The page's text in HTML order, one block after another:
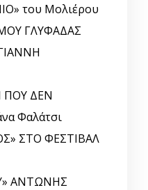
του Μολιέρου
ΓΛΥΦΑΔΑΣ
ΠΟΥ ΔΕΝ
Φαλάτσι
ΣΤΟ ΦΕΣΤΙΒΑΛ
ΑΝΤΩΝΗΣ